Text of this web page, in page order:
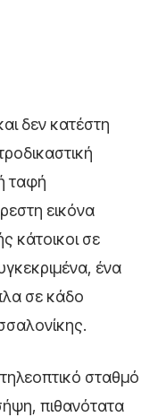
δεν κατέστη
ταφή
εικόνα
κάτοικοι σε
ένα
σε κάδο
σταθμό
πιθανότατα